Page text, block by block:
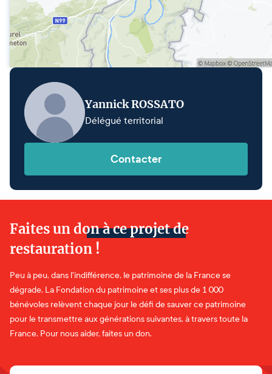
Yannick ROSSATO
Délégué territorial
Contacter
Faites un don à ce projet de
restauration !
Peu à peu, dans l'indifférence, le patrimoine de la France se
dégrade. La Fondation du patrimoine et ses plus de 1 000
bénévoles relèvent chaque jour le défi de sauver ce patrimoine
pour le transmettre aux générations suivantes, à travers toute la
France. Pour nous aider, faites un don.